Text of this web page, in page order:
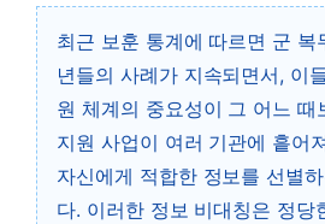
최근 보훈 통계에 따르면 군
년들의 사례가 지속되면서, 이
원 체계의 중요성이 그 어느
지원 사업이 여러 기관에 흩어
자신에게 적합한 정보를 선별
다. 이러한 정보 비대칭은 정